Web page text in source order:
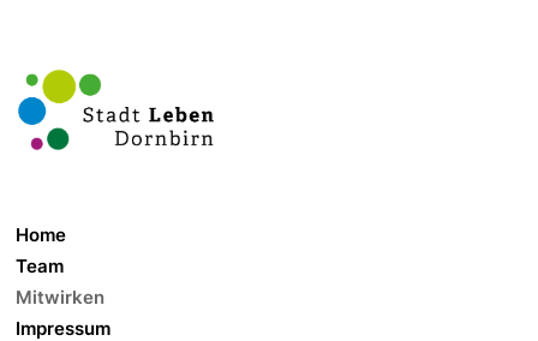
Home
Team
Mitwirken
Impressum